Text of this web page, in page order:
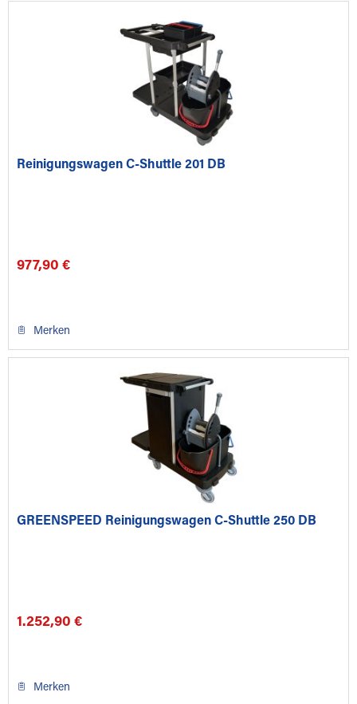
Reinigungswagen C-Shuttle 201 DB
977,90 €
Merken
GREENSPEED Reinigungswagen C-Shuttle 250 DB
1.252,90 €
Merken